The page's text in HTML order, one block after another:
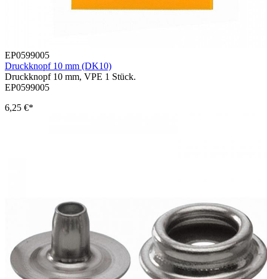
EP0599005
Druckknopf 10 mm (DK10)
Druckknopf 10 mm, VPE 1 Stück.
EP0599005
6,25 €*